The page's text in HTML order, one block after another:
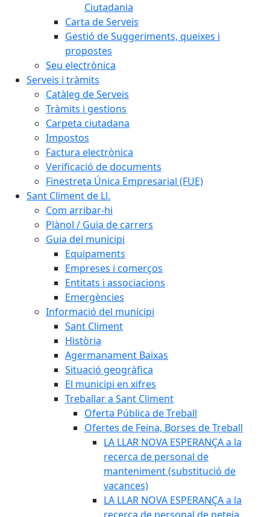
Ciutadania
Carta de Serveis
Gestió de Suggeriments, queixes i
propostes
Seu electrònica
Serveis i tràmits
Catàleg de Serveis
Tràmits i gestions
Carpeta ciutadana
Impostos
Factura electrònica
Verificació de documents
Finestreta Única Empresarial (FUE)
Sant Climent de Ll.
Com arribar-hi
Plànol / Guia de carrers
Guia del municipi
Equipaments
Empreses i comerços
Entitats i associacions
Emergències
Informació del municipi
Sant Climent
Història
Agermanament Baixas
Situació geogràfica
El municipi en xifres
Treballar a Sant Climent
Oferta Pública de Treball
Ofertes de Feina, Borses de Treball
LA LLAR NOVA ESPERANÇA a la
recerca de personal de
manteniment (substitució de
vacances)
LA LLAR NOVA ESPERANÇA a la